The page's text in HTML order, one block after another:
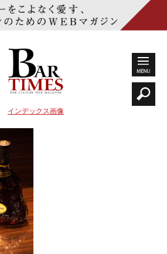
インデックス画像